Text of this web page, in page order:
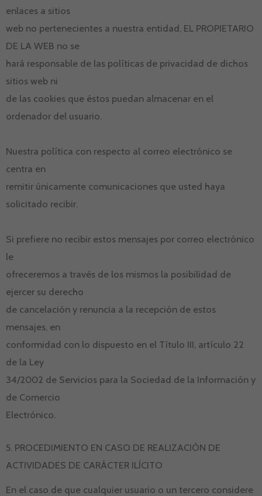
enlaces a sitios
web no pertenecientes a nuestra entidad, EL PROPIETARIO
DE LA WEB no se
hará responsable de las políticas de privacidad de dichos
sitios web ni
de las cookies que éstos puedan almacenar en el
ordenador del usuario.
Nuestra política con respecto al correo electrónico se
centra en
remitir únicamente comunicaciones que usted haya
solicitado recibir.
Si prefiere no recibir estos mensajes por correo electrónico
le
ofreceremos a través de los mismos la posibilidad de
ejercer su derecho
de cancelación y renuncia a la recepción de estos
mensajes, en
conformidad con lo dispuesto en el Título III, artículo 22
de la Ley
34/2002 de Servicios para la Sociedad de la Información y
de Comercio
Electrónico.
5. PROCEDIMIENTO EN CASO DE REALIZACIÓN DE
ACTIVIDADES DE CARÁCTER ILÍCITO
En el caso de que cualquier usuario o un tercero considere